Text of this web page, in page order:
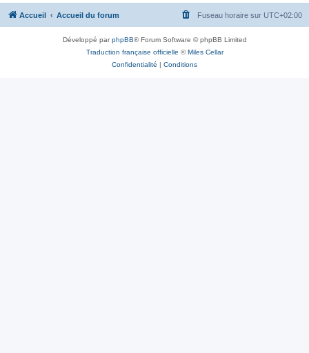
Accueil Accueil du forum Fuseau horaire sur UTC+02:00
Développé parphpBB® Forum Software © phpBB Limited
Traduction française officielle ©Miles Cellar
Confidentialité | Conditions